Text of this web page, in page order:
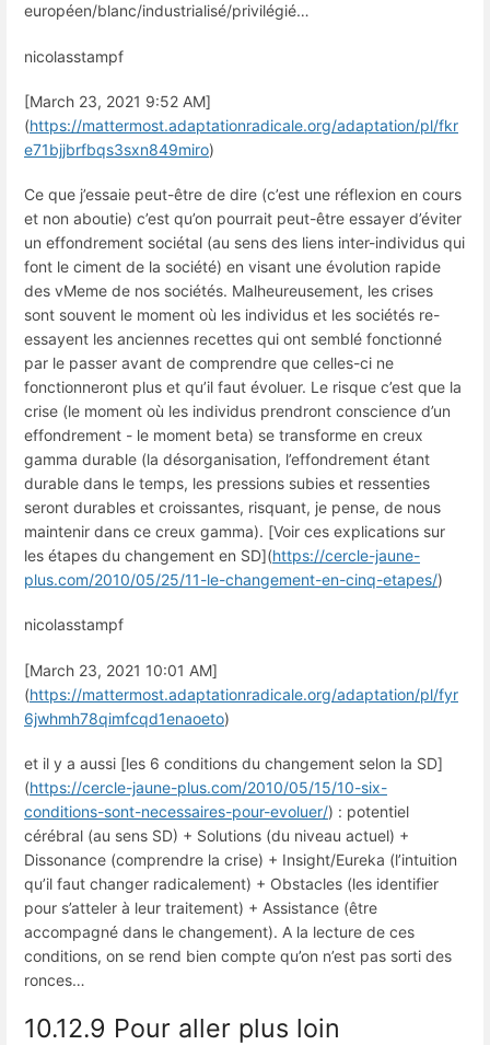
européen/blanc/industrialisé/privilégié…
nicolasstampf
[March 23, 2021 9:52 AM]
(https://mattermost.adaptationradicale.org/adaptation/pl/fkr
e71bjjbrfbqs3sxn849miro)
Ce que j’essaie peut-être de dire (c’est une réflexion en cours
et non aboutie) c’est qu’on pourrait peut-être essayer d’éviter
un effondrement sociétal (au sens des liens inter-individus qui
font le ciment de la société) en visant une évolution rapide
des vMeme de nos sociétés. Malheureusement, les crises
sont souvent le moment où les individus et les sociétés re-
essayent les anciennes recettes qui ont semblé fonctionné
par le passer avant de comprendre que celles-ci ne
fonctionneront plus et qu’il faut évoluer. Le risque c’est que la
crise (le moment où les individus prendront conscience d’un
effondrement - le moment beta) se transforme en creux
gamma durable (la désorganisation, l’effondrement étant
durable dans le temps, les pressions subies et ressenties
seront durables et croissantes, risquant, je pense, de nous
maintenir dans ce creux gamma). [Voir ces explications sur
les étapes du changement en SD](https://cercle-jaune-
plus.com/2010/05/25/11-le-changement-en-cinq-etapes/)
nicolasstampf
[March 23, 2021 10:01 AM]
(https://mattermost.adaptationradicale.org/adaptation/pl/fyr
6jwhmh78qimfcqd1enaoeto)
et il y a aussi [les 6 conditions du changement selon la SD]
(https://cercle-jaune-plus.com/2010/05/15/10-six-
conditions-sont-necessaires-pour-evoluer/) : potentiel
cérébral (au sens SD) + Solutions (du niveau actuel) +
Dissonance (comprendre la crise) + Insight/Eureka (l’intuition
qu’il faut changer radicalement) + Obstacles (les identifier
pour s’atteler à leur traitement) + Assistance (être
accompagné dans le changement). A la lecture de ces
conditions, on se rend bien compte qu’on n’est pas sorti des
ronces…
10.12.9 Pour aller plus loin